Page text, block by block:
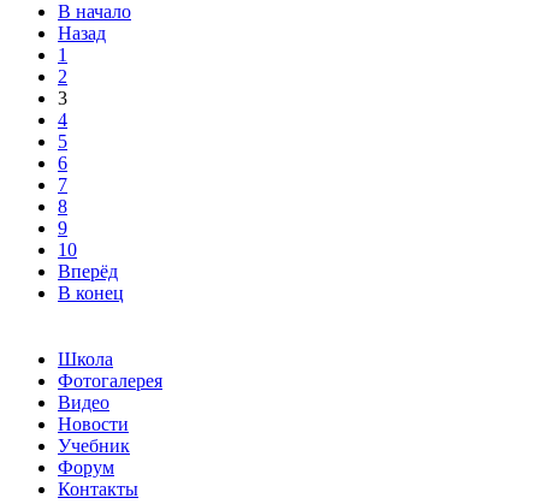
В начало
Назад
1
2
3
4
5
6
7
8
9
10
Вперёд
В конец
Школа
Фотогалерея
Видео
Новости
Учебник
Форум
Контакты